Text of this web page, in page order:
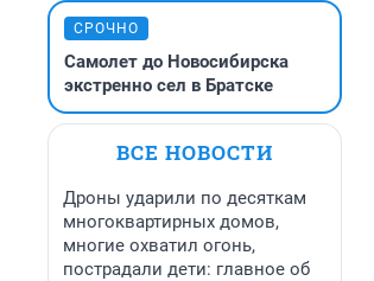
СРОЧНО
Самолет до Новосибирска
экстренно сел в Братске
ВСЕ НОВОСТИ
Дроны ударили по десяткам
многоквартирных домов,
многие охватил огонь,
пострадали дети: главное об